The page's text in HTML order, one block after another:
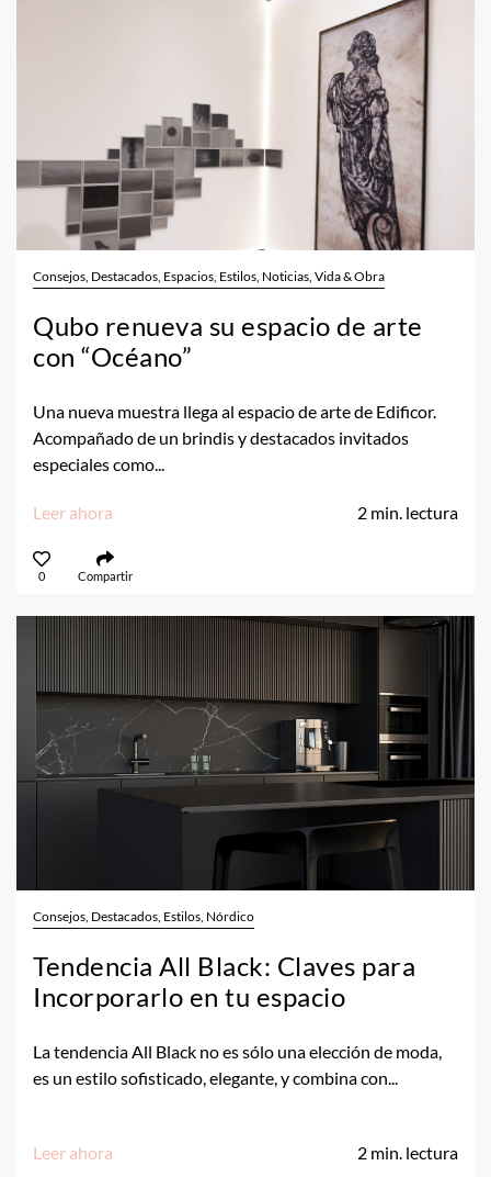
Consejos, Destacados, Espacios, Estilos, Noticias, Vida & Obra
Qubo renueva su espacio de arte
con “Océano”
Una nueva muestra llega al espacio de arte de Edificor.
Acompañado de un brindis y destacados invitados
especiales como...
Leer ahora 2 min. lectura
0 Compartir
Consejos, Destacados, Estilos, Nórdico
Tendencia All Black: Claves para
Incorporarlo en tu espacio
La tendencia All Black no es sólo una elección de moda,
es un estilo sofisticado, elegante, y combina con...
Leer ahora 2 min. lectura